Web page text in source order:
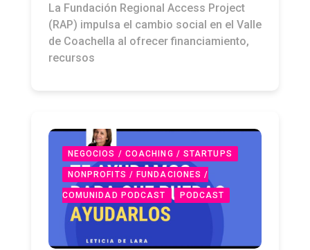
La Fundación Regional Access Project
(RAP) impulsa el cambio social en el Valle
de Coachella al ofrecer financiamiento,
recursos
NEGOCIOS / COACHING / STARTUPS
NONPROFITS / FUNDACIONES /
COMUNIDAD PODCAST PODCAST